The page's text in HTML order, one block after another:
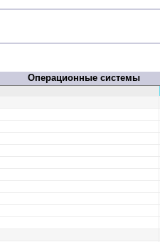
Операционные системы